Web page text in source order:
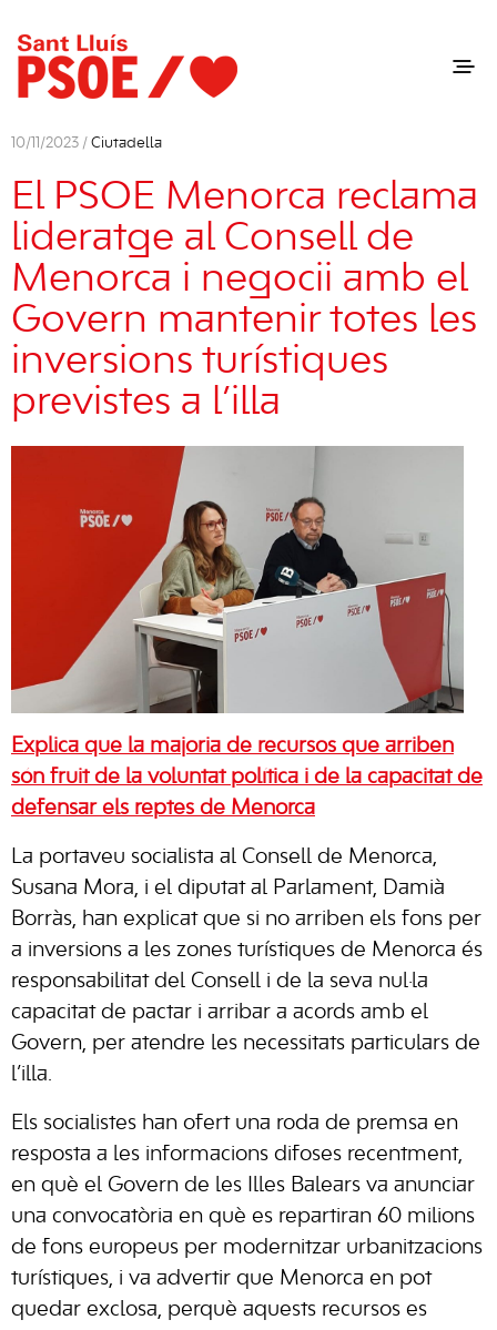
10/11/2023 / Ciutadella
El PSOE Menorca reclama
lideratge al Consell de
Menorca i negocii amb el
Govern mantenir totes les
inversions turístiques
previstes a l’illa
Explica que la majoria de recursos que arriben
són fruit de la voluntat política i de la capacitat de
defensar els reptes de Menorca
La portaveu socialista al Consell de Menorca,
Susana Mora, i el diputat al Parlament, Damià
Borràs, han explicat que si no arriben els fons per
a inversions a les zones turístiques de Menorca és
responsabilitat del Consell i de la seva nul·la
capacitat de pactar i arribar a acords amb el
Govern, per atendre les necessitats particulars de
l’illa.
Els socialistes han ofert una roda de premsa en
resposta a les informacions difoses recentment,
en què el Govern de les Illes Balears va anunciar
una convocatòria en què es repartiran 60 milions
de fons europeus per modernitzar urbanitzacions
turístiques, i va advertir que Menorca en pot
quedar exclosa, perquè aquests recursos es